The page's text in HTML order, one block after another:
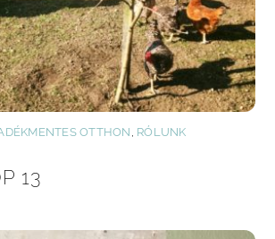
OTTHON , RÓLUNK
13